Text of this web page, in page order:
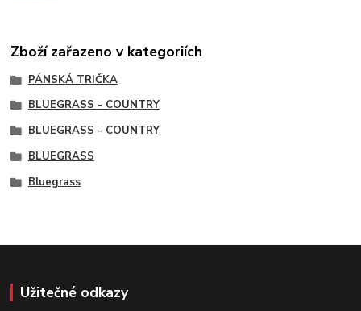
Zboží zařazeno v kategoriích
PÁNSKÁ TRIČKA
BLUEGRASS - COUNTRY
BLUEGRASS - COUNTRY
BLUEGRASS
Bluegrass
Užitečné odkazy